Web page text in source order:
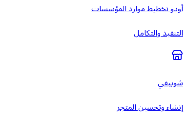
أودو تخطيط موارد المؤسسات
التنفيذ والتكامل
شوبيفي
إنشاء وتحسين المتجر